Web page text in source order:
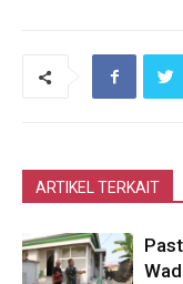
ARTIKEL TERKAIT